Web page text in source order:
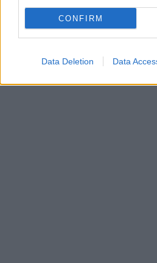
CONFIRM
Data Deletion Data